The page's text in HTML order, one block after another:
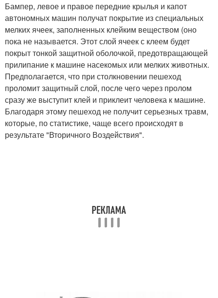
Бампер, левое и правое передние крылья и капот
автономных машин получат покрытие из специальных
мелких ячеек, заполненных клейким веществом (оно
пока не называется. Этот слой ячеек с клеем будет
покрыт тонкой защитной оболочкой, предотвращающей
прилипание к машине насекомых или мелких животных.
Предполагается, что при столкновении пешеход
проломит защитный слой, после чего через пролом
сразу же выступит клей и приклеит человека к машине.
Благодаря этому пешеход не получит серьезных травм,
которые, по статистике, чаще всего происходят в
результате "Вторичного Воздействия".